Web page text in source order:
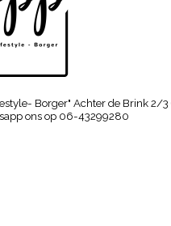
Borger" Achter de Brink 2/3
ons op 06-43299280